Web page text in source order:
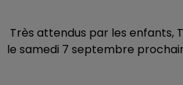
Très attendus par les enfants,
le samedi 7 septembre